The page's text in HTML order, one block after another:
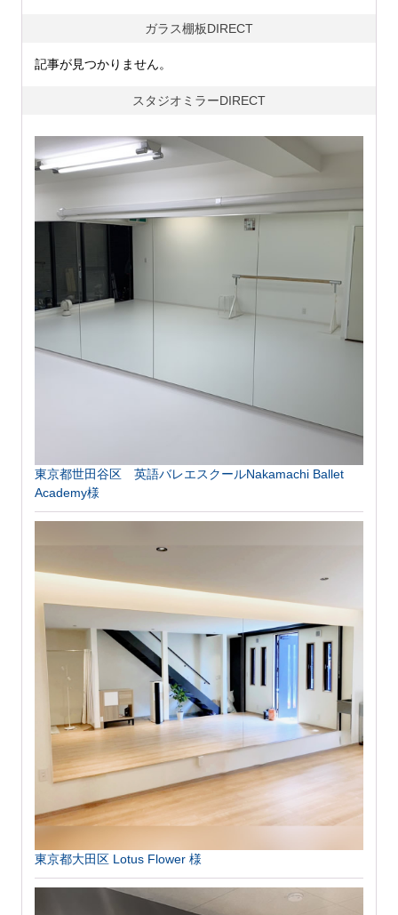
ガラス棚板DIRECT
記事が見つかりません。
スタジオミラーDIRECT
東京都世田谷区 英語バレエスクールNakamachi Ballet
Academy様
東京都大田区 Lotus Flower 様